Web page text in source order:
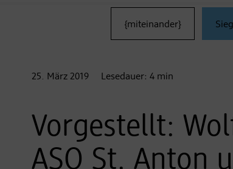
{miteinander}
25. März 2019 Lesedauer: 4 min
Vorgestellt:
ASO St. Anton